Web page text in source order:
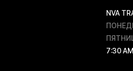
NVA
7:30